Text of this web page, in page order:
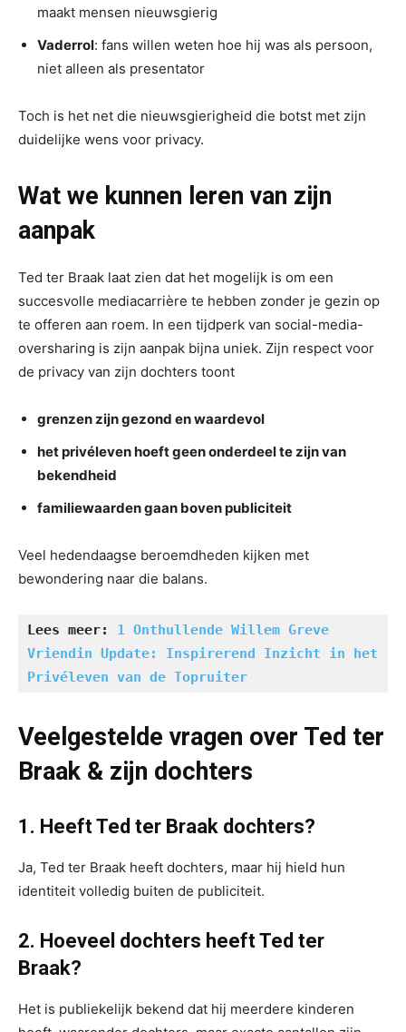
maakt mensen nieuwsgierig
Vaderrol: fans willen weten hoe hij was als persoon,
niet alleen als presentator
Toch is het net die nieuwsgierigheid die botst met zijn
duidelijke wens voor privacy.
Wat we kunnen leren van zijn
aanpak
Ted ter Braak laat zien dat het mogelijk is om een
succesvolle mediacarrière te hebben zonder je gezin op
te offeren aan roem. In een tijdperk van social-media-
oversharing is zijn aanpak bijna uniek. Zijn respect voor
de privacy van zijn dochters toont
grenzen zijn gezond en waardevol
het privéleven hoeft geen onderdeel te zijn van
bekendheid
familiewaarden gaan boven publiciteit
Veel hedendaagse beroemdheden kijken met
bewondering naar die balans.
Lees meer: 1 Onthullende Willem Greve
Vriendin Update: Inspirerend Inzicht in het
Privéleven van de Topruiter
Veelgestelde vragen over Ted ter
Braak & zijn dochters
1. Heeft Ted ter Braak dochters?
Ja, Ted ter Braak heeft dochters, maar hij hield hun
identiteit volledig buiten de publiciteit.
2. Hoeveel dochters heeft Ted ter
Braak?
Het is publiekelijk bekend dat hij meerdere kinderen